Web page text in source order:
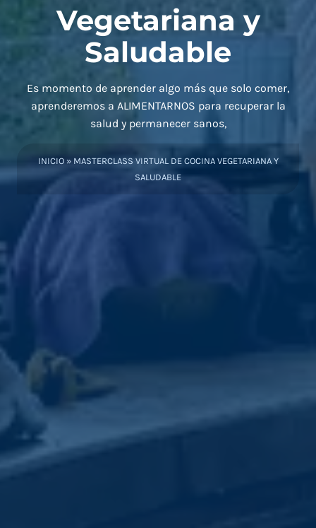
Vegetariana y
Saludable
Es momento de aprender algo más que solo comer,
aprenderemos a ALIMENTARNOS para recuperar la
salud y permanecer sanos,
INICIO» MASTERCLASS VIRTUAL DE COCINA VEGETARIANA Y
SALUDABLE